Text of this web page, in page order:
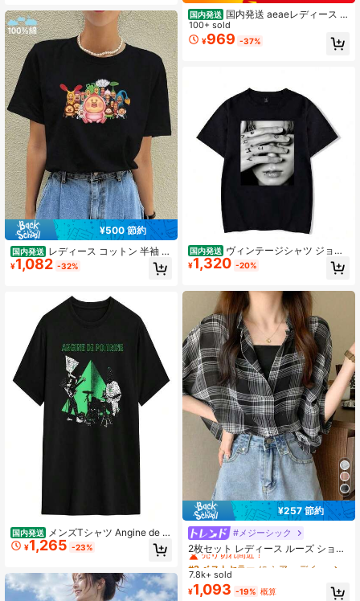
¥500 節約
国内発送 レディース コットン 半袖 ラ
ウンドネック カジュアル キュート T
シャツ カートゥーン グラフィック
段使いに最適
¥1,082 -32%
国内発送
メンズTシャツ Angine de P
oitrine ヴィンテージコットンTシャ
ツ 半袖Tシャツ ラウンドカラー服 プ
¥1,265 -23%
国内発送 国内発送 aeaeレディース 斜
め配置逆さ英字グラフィック半袖 T
シャツ 100% 綿素材 オーバーサイズ
クルーネック 7 色展開 クール韓国カ
100+ sold
¥969 -37%
国内発送 ヴィンテージシャツ ジョン
グク グラフィックシャツ オーバーサ
イズトップス ゴシック レディースシ
ン ストリートウェア
¥1,320 -20%
¥257 節約
#メジーシック
2枚セット レディース ルーズ ショー
トシャツ & キャミソールトップ、春/
夏新作、チェック柄 薄手 セミシアー
シフォン 日よけブラウス カジュアル
ブラック
#2 ベストセラー
売り切れ間近！
#2 ベストセラー
売り切れ間近！
#2 ベストセラー
売り切れ間近！
#2 ベストセラー
7.8k+ sold
¥1,093 -19% 概算